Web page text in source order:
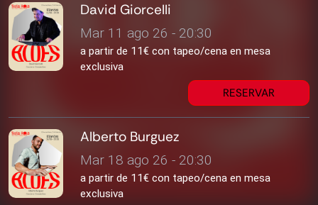
David Giorcelli
Mar 11 ago 26 - 20:30
a partir de 11€ con tapeo/cena en mesa
exclusiva
RESERVAR
Alberto Burguez
Mar 18 ago 26 - 20:30
a partir de 11€ con tapeo/cena en mesa
exclusiva